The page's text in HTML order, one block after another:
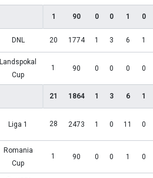
1 90 0 0 1 0
DNL 20 1774 1 3 6 1
Landspokal
Cup
1 90 0 0 0 0
21 1864 1 3 6 1
Liga 1 28 2473 1 0 11 0
Romania
Cup
1 90 0 0 1 0